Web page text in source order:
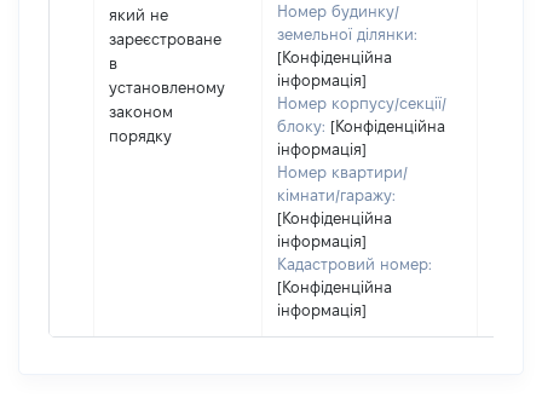
який не
зареєстроване
в
установленому
законом
порядку
Номер будинку/
земельної ділянки:
[Конфіденційна
інформація]
Номер корпусу/секції/
блоку: [Конфіденційна
інформація]
Номер квартири/
кімнати/гаражу:
[Конфіденційна
інформація]
Кадастровий номер:
[Конфіденційна
інформація]